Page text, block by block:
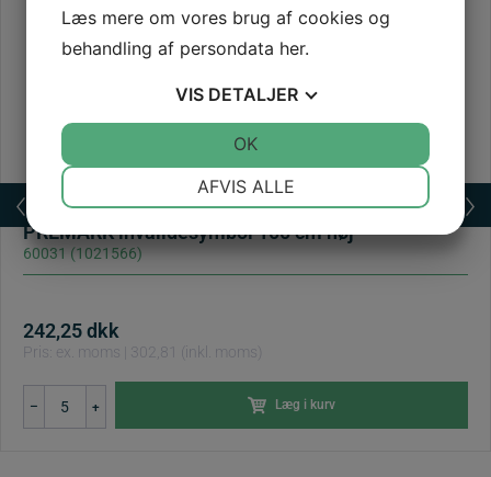
PREMARK invalidesymbol 100 cm høj
60031 (1021566)
242,25dkk
Pris: ex. moms | 302,81 (inkl. moms)
–
invalidesymbol
100
+ Læg i kurv
Læs mere om vores brug af cookies og
behandling af persondata her.
VIS DETALJER
MARKETING
AFVIS ALLE
OK